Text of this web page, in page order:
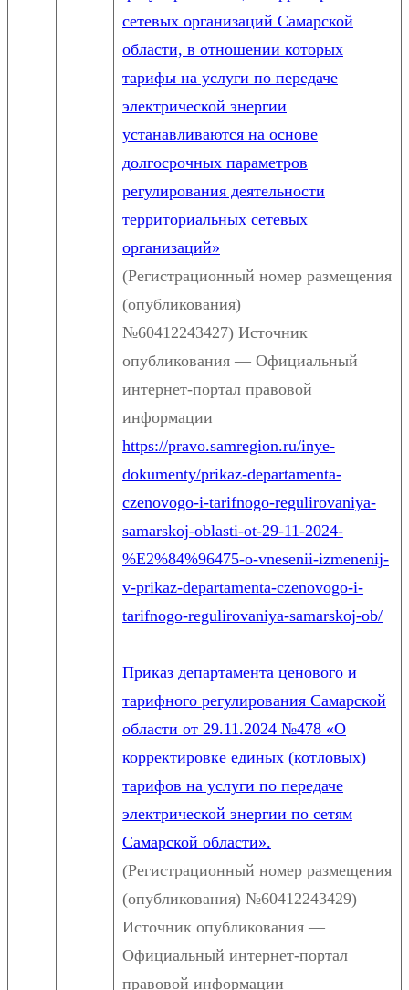
сетевых организаций Самарской
области, в отношении которых
тарифы на услуги по передаче
электрической энергии
устанавливаются на основе
долгосрочных параметров
регулирования деятельности
территориальных сетевых
организаций»
(Регистрационный номер размещения
(опубликования)
№60412243427) Источник
опубликования — Официальный
интернет-портал правовой
информации
https://pravo.samregion.ru/inye-
dokumenty/prikaz-departamenta-
czenovogo-i-tarifnogo-regulirovaniya-
samarskoj-oblasti-ot-29-11-2024-
%E2%84%96475-o-vnesenii-izmenenij-
v-prikaz-departamenta-czenovogo-i-
tarifnogo-regulirovaniya-samarskoj-ob/
Приказ департамента ценового и
тарифного регулирования Самарской
области от 29.11.2024 №478 «О
корректировке единых (котловых)
тарифов на услуги по передаче
электрической энергии по сетям
Самарской области».
(Регистрационный номер размещения
(опубликования) №60412243429)
Источник опубликования —
Официальный интернет-портал
правовой информации